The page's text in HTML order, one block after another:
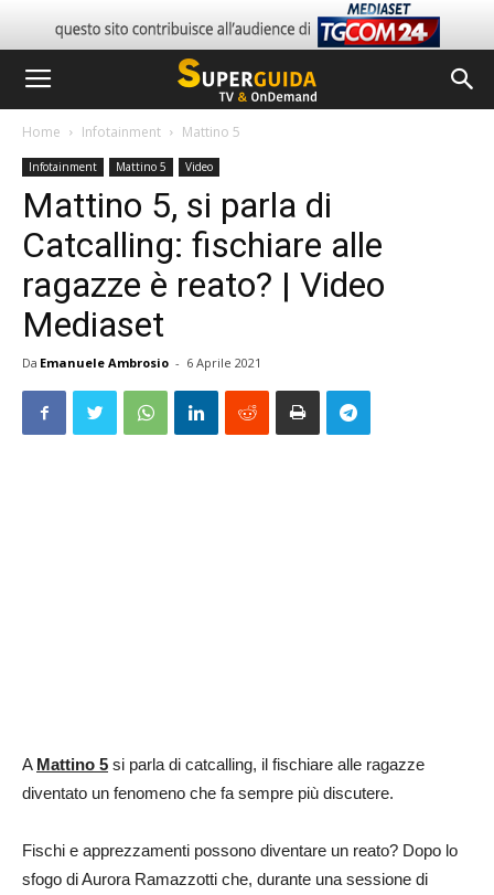
Home Infotainment Mattino 5
Infotainment Mattino 5 Video
Mattino 5, si parla di
Catcalling: fischiare alle
ragazze è reato? | Video
Mediaset
Da Emanuele Ambrosio - 6 Aprile 2021
A Mattino 5 si parla di catcalling, il fischiare alle ragazze
diventato un fenomeno che fa sempre più discutere.
Fischi e apprezzamenti possono diventare un reato? Dopo lo
sfogo di Aurora Ramazzotti che, durante una sessione di